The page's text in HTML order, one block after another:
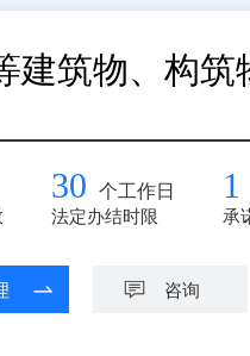
建筑物、构
30 个工作日
法定办结时限
1
承
咨询